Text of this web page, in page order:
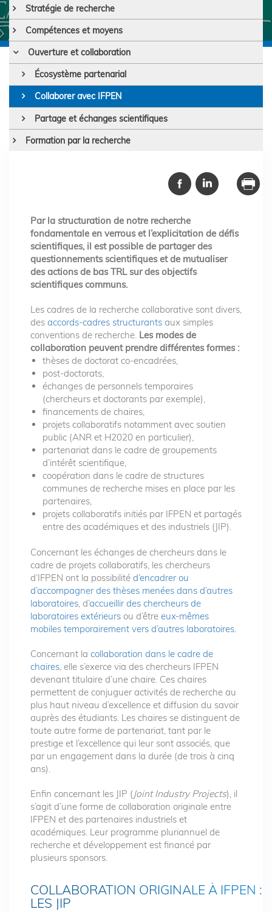
Stratégie de recherche
Compétences et moyens
Ouverture et collaboration
Écosystème partenarial
Collaborer avec IFPEN
Partage et échanges scientifiques
Formation par la recherche
Par la structuration de notre recherche
fondamentale en verrous et l’explicitation de défis
scientifiques, il est possible de partager des
questionnements scientifiques et de mutualiser
des actions de bas TRL sur des objectifs
scientifiques communs.
Les cadres de la recherche collaborative sont divers,
des accords-cadres structurants aux simples
conventions de recherche. Les modes de
collaboration peuvent prendre différentes formes :
thèses de doctorat co-encadrées,
post-doctorats,
échanges de personnels temporaires
(chercheurs et doctorants par exemple),
financements de chaires,
projets collaboratifs notamment avec soutien
public (ANR et H2020 en particulier),
partenariat dans le cadre de groupements
d’intérêt scientifique,
coopération dans le cadre de structures
communes de recherche mises en place par les
partenaires,
projets collaboratifs initiés par IFPEN et partagés
entre des académiques et des industriels (JIP).
Concernant les échanges de chercheurs dans le
cadre de projets collaboratifs, les chercheurs
d’IFPEN ont la possibilité d’encadrer ou
d’accompagner des thèses menées dans d’autres
laboratoires, d’accueillir des chercheurs de
laboratoires extérieurs ou d’être eux-mêmes
mobiles temporairement vers d’autres laboratoires.
Concernant la collaboration dans le cadre de
chaires, elle s’exerce via des chercheurs IFPEN
devenant titulaire d’une chaire. Ces chaires
permettent de conjuguer activités de recherche au
plus haut niveau d’excellence et diffusion du savoir
auprès des étudiants. Les chaires se distinguent de
toute autre forme de partenariat, tant par le
prestige et l’excellence qui leur sont associés, que
par un engagement dans la durée (de trois à cinq
ans).
Enfin concernant les JIP (Joint Industry Projects), il
s’agit d’une forme de collaboration originale entre
IFPEN et des partenaires industriels et
académiques. Leur programme pluriannuel de
recherche et développement est financé par
plusieurs sponsors.
COLLABORATION ORIGINALE À IFPEN :
LES JIP